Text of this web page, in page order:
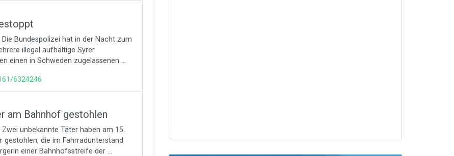
Bundespolizei hat in der Nacht zum
illegal aufhältige Syrer
einen in Schweden zugelassenen ...
6324246
am Bahnhof gestohlen
unbekannte Täter haben am 15.
die im Fahrradunterstand
einer Bahnhofsstreife der ...